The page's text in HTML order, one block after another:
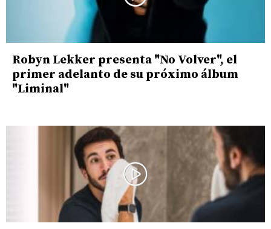
Robyn Lekker presenta "No Volver", el
primer adelanto de su próximo álbum
"Liminal"